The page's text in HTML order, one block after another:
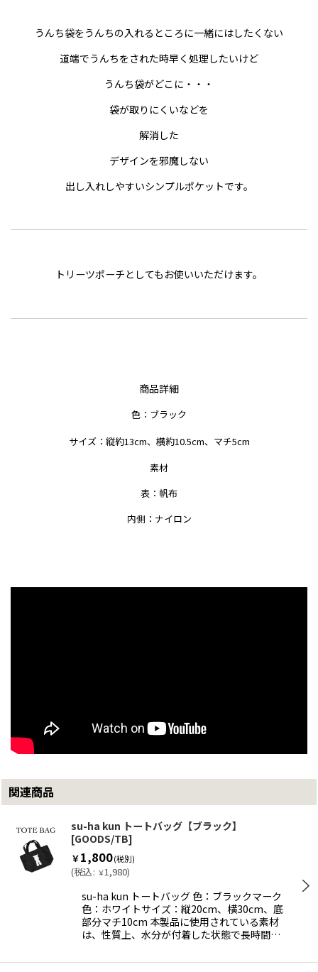
うんち袋をうんちの入れるところに一緒にはしたくない
道端でうんちをされた時早く処理したいけど
うんち袋がどこに・・・
袋が取りにくいなどを
解消した
デザインを邪魔しない
出し入れしやすいシンプルポケットです。
トリーツポーチとしてもお使いいただけます。
商品詳細
色：ブラック
サイズ：縦約13cm、横約10.5cm、マチ5cm
素材
表：帆布
内側：ナイロン
関連商品
su-ha kun トートバッグ【ブラック】
[GOODS/TB]
￥1,800(税別)
(税込: ￥1,980)
su-ha kun トートバッグ 色：ブラックマーク
色：ホワイトサイズ：縦20cm、横30cm、底
部分マチ10cm 本製品に使用されている素材
は、性質上、水分が付着した状態で長時間…